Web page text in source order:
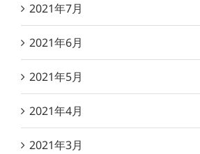
2021年7月
2021年6月
2021年5月
2021年4月
2021年3月